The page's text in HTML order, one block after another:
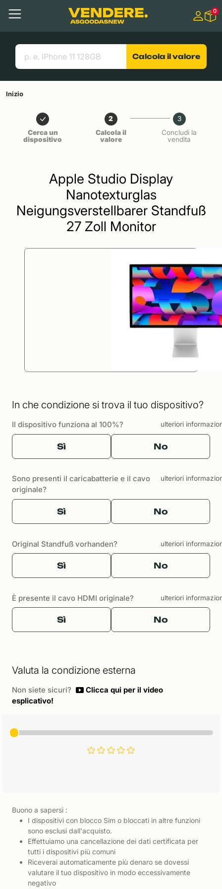
Contenuto principale
Menu
Cerca
Link utili
0
Calcola il valore
Inizio
Cerca un
dispositivo
2
Calcola il
valore
3
Concludi la
vendita
Apple Studio Display
Nanotexturglas
Neigungsverstellbarer Standfuß
27 Zoll Monitor
In che condizione si trova il tuo dispositivo?
Il dispositivo funziona al 100%? ulteriori
Sì No
Sono presenti il caricabatterie e il cavo
originale?
ulteriori
Sì No
Original Standfuß vorhanden? ulteriori
Sì No
È presente il cavo HDMI originale? ulteriori
Sì No
Valuta la condizione esterna
Non siete sicuri?
Clicca qui per il video
esplicativo!
Buono a sapersi :
I dispositivi con blocco Sim o bloccati in altre funzioni
sono esclusi dall'acquisto.
Effettuiamo una cancellazione dei dati certificata per
tutti i dispositivi più comuni
Riceverai automaticamente più denaro se dovessi
valutare il tuo dispositivo in modo eccessivamente
negativo